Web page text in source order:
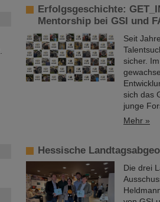
Erfolgsgeschichte:
Mentorship bei GSI und
Seit
sicher.
sich das
junge
Mehr »
Hessische
Die drei